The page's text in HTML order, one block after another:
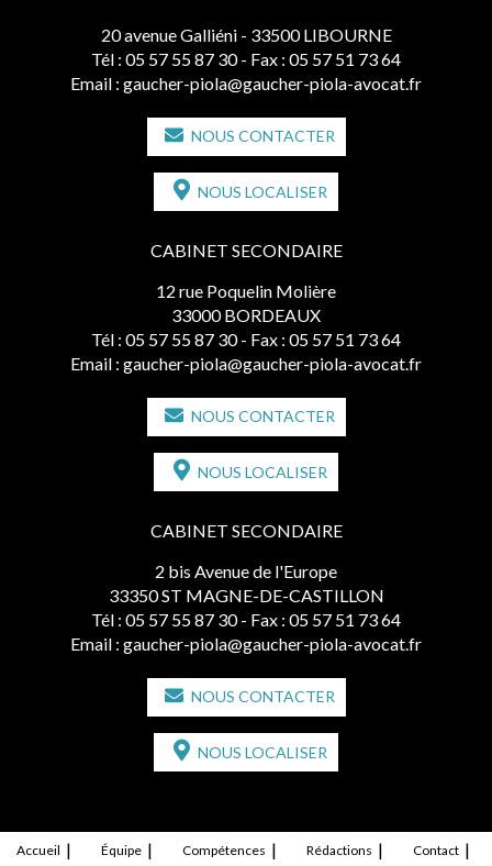
20 avenue Galliéni - 33500 LIBOURNE
Tél : 05 57 55 87 30 - Fax : 05 57 51 73 64
Email : gaucher-piola@gaucher-piola-avocat.fr
NOUS CONTACTER
NOUS LOCALISER
CABINET SECONDAIRE
12 rue Poquelin Molière
33000 BORDEAUX
Tél : 05 57 55 87 30 - Fax : 05 57 51 73 64
Email : gaucher-piola@gaucher-piola-avocat.fr
NOUS CONTACTER
NOUS LOCALISER
CABINET SECONDAIRE
2 bis Avenue de l'Europe
33350 ST MAGNE-DE-CASTILLON
Tél : 05 57 55 87 30 - Fax : 05 57 51 73 64
Email : gaucher-piola@gaucher-piola-avocat.fr
NOUS CONTACTER
NOUS LOCALISER
Accueil Équipe Compétences Rédactions Contact